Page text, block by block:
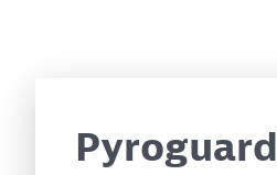
Pyroguard